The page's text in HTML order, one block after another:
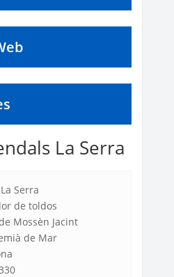
La Serra
Serra
de toldos
Mossèn Jacint
de Mar